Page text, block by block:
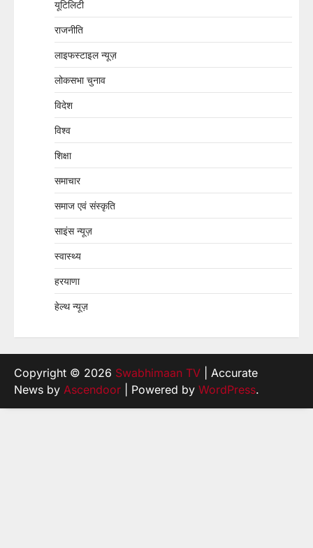
यूटिलिटी
राजनीति
लाइफस्टाइल न्यूज़
लोकसभा चुनाव
विदेश
विश्व
शिक्षा
समाचार
समाज एवं संस्कृति
साइंस न्यूज़
स्वास्थ्य
हरयाणा
हेल्थ न्यूज़
Copyright © 2026 Swabhimaan TV | Accurate
News by Ascendoor | Powered by WordPress.